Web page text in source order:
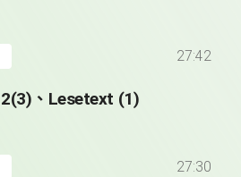
27:42
、Lesetext (1)
27:30